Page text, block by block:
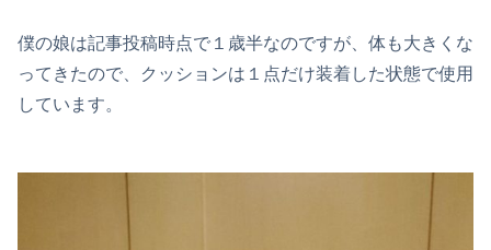
僕の娘は記事投稿時点で１歳半なのですが、体も大きくな
ってきたので、クッションは１点だけ装着した状態で使用
しています。